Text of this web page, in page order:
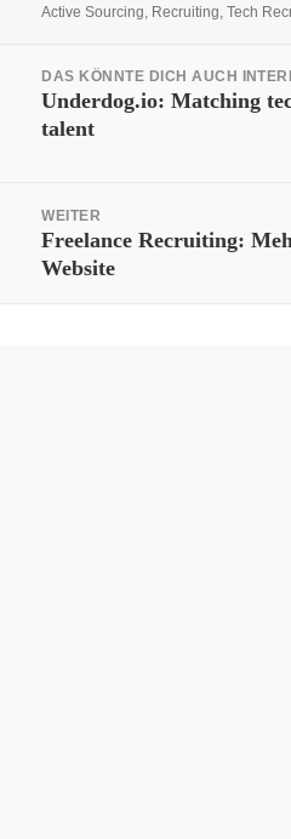
am
Active Sourcing Recruiting ,Tech
Navigation
DAS KÖNNTE DICH AUCH
Vorheriger
Beitrag:
Underdog.io: Matching
talent
WEITER
Nächster
Beitrag:
Freelance Recruiting:
Website